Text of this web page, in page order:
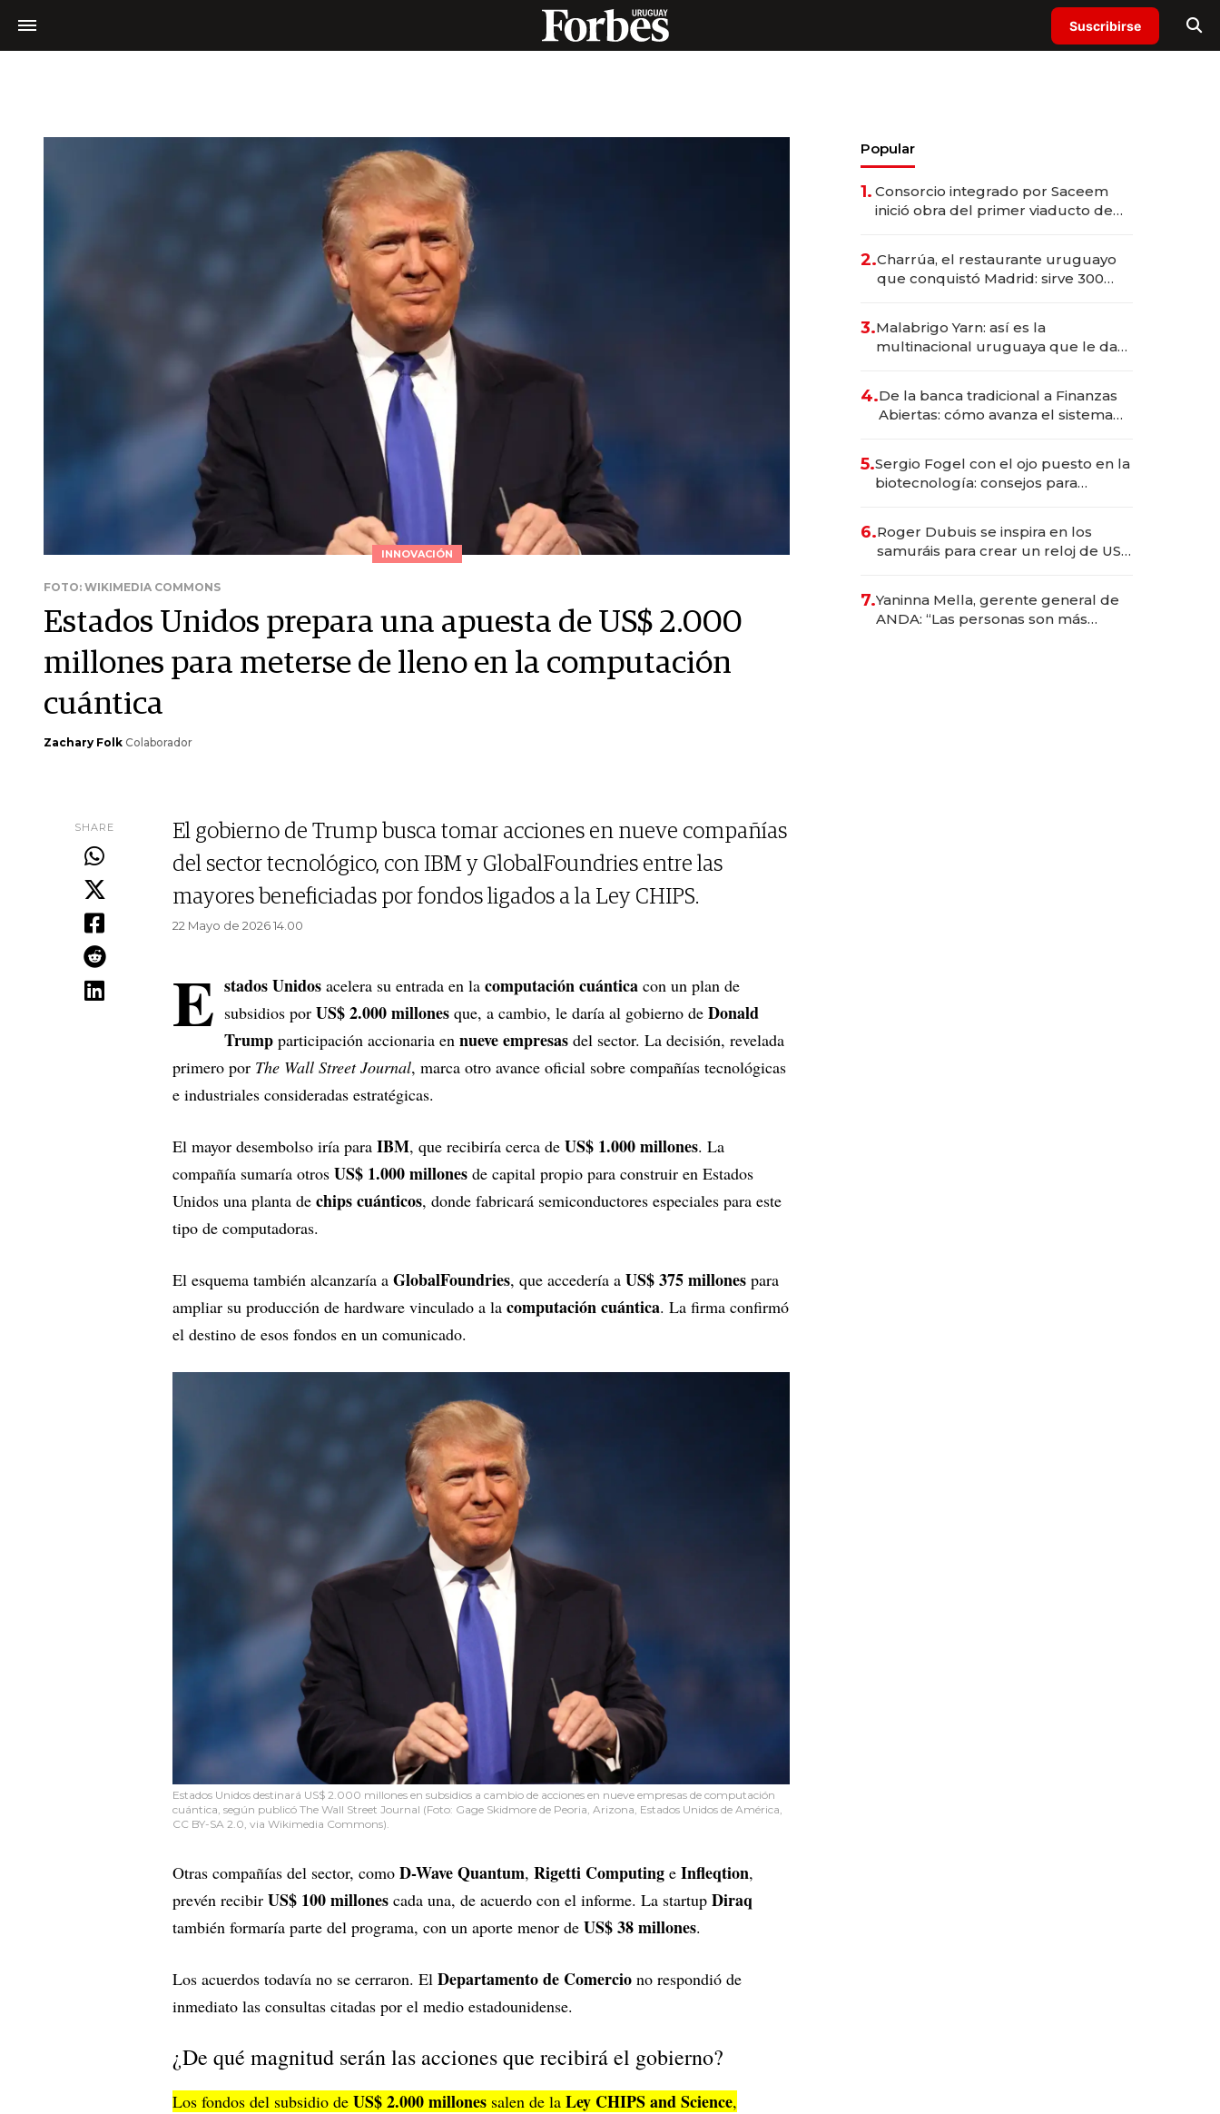
Suscribirse
INNOVACIÓN
FOTO: WIKIMEDIA COMMONS
Estados Unidos prepara una apuesta de US$ 2.000
millones para meterse de lleno en la computación
cuántica
Zachary Folk Colaborador
SHARE
El gobierno de Trump busca tomar acciones en nueve compañías
del sector tecnológico, con IBM y GlobalFoundries entre las
mayores beneficiadas por fondos ligados a la Ley CHIPS.
22 Mayo de 2026 14.00
E stados Unidos acelera su entrada en la computación cuántica con un plan de
subsidios por US$ 2.000 millones que, a cambio, le daría al gobierno de Donald
Trump participación accionaria en nueve empresas del sector. La decisión, revelada
primero por The Wall Street Journal, marca otro avance oficial sobre compañías tecnológicas
e industriales consideradas estratégicas.
El mayor desembolso iría para IBM, que recibiría cerca de US$ 1.000 millones. La
compañía sumaría otros US$ 1.000 millones de capital propio para construir en Estados
Unidos una planta de chips cuánticos, donde fabricará semiconductores especiales para este
tipo de computadoras.
El esquema también alcanzaría a GlobalFoundries, que accedería a US$ 375 millones para
ampliar su producción de hardware vinculado a la computación cuántica. La firma confirmó
el destino de esos fondos en un comunicado.
Estados Unidos destinará US$ 2.000 millones en subsidios a cambio de acciones en nueve empresas de computación
cuántica, según publicó The Wall Street Journal (Foto: Gage Skidmore de Peoria, Arizona, Estados Unidos de América,
CC BY-SA 2.0, via Wikimedia Commons).
Otras compañías del sector, como D-Wave Quantum, Rigetti Computing e Infleqtion,
prevén recibir US$ 100 millones cada una, de acuerdo con el informe. La startup Diraq
también formaría parte del programa, con un aporte menor de US$ 38 millones.
Los acuerdos todavía no se cerraron. El Departamento de Comercio no respondió de
inmediato las consultas citadas por el medio estadounidense.
¿De qué magnitud serán las acciones que recibirá el gobierno?
Los fondos del subsidio de US$ 2.000 millones salen de la Ley CHIPS and Science,
Popular
1. Consorcio integrado por Saceem
inició obra del primer viaducto de
millones
2.Charrúa, el restaurante uruguayo
que conquistó Madrid: sirve 300
prepara apertura
3.Malabrigo Yarn: así es la
multinacional uruguaya que le da
4.De la banca tradicional a Finanzas
Abiertas: cómo avanza el sistema
5.Sergio Fogel con el ojo puesto en la
biotecnología: consejos para
6.Roger Dubuis se inspira en los
samuráis para crear un reloj de US$
7.Yaninna Mella, gerente general de
ANDA: “Las personas son más